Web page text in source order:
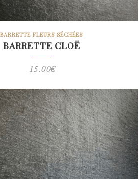
BARRETTE FLEURS SÉCHÉES
BARRETTE CLOË
15.00€